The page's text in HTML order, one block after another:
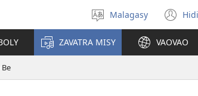
Hifidy
fiteny
Malagasy
ZAVATRA MISY VAOVAO